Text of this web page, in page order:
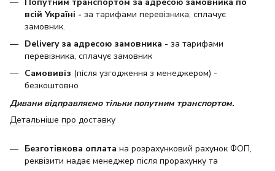
всій Україні - за тарифами перевізника, сплачує
замовник.
Delivery за адресою замовника - за тарифами
перевізника, сплачує замовник
Самовивіз (після узгодження з менеджером) -
безкоштовно
Дивани відправляємо тільки попутним транспортом.
Детальніше про доставку
Безготівкова оплата на розрахунковий рахунок ФОП,
реквізити надає менеджер після прорахунку та